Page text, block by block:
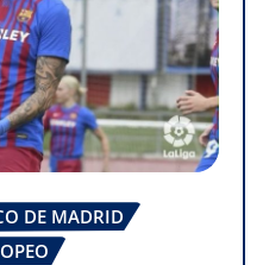
DE MADRID